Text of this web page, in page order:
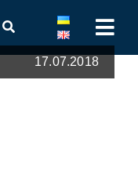
17.07.2018